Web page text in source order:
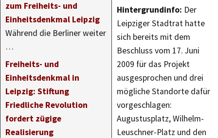
zum Freiheits- und
Einheitsdenkmal Leipzig
Während die Berliner weiter
…
Freiheits- und
Einheitsdenkmal in
Leipzig: Stiftung
Friedliche Revolution
fordert zügige
Realisierung
Hintergrundinfo: Der
Leipziger Stadtrat hatte
sich bereits mit dem
Beschluss vom 17. Juni
2009 für das Projekt
ausgesprochen und drei
mögliche Standorte dafür
vorgeschlagen:
Augustusplatz, Wilhelm-
Leuschner-Platz und den